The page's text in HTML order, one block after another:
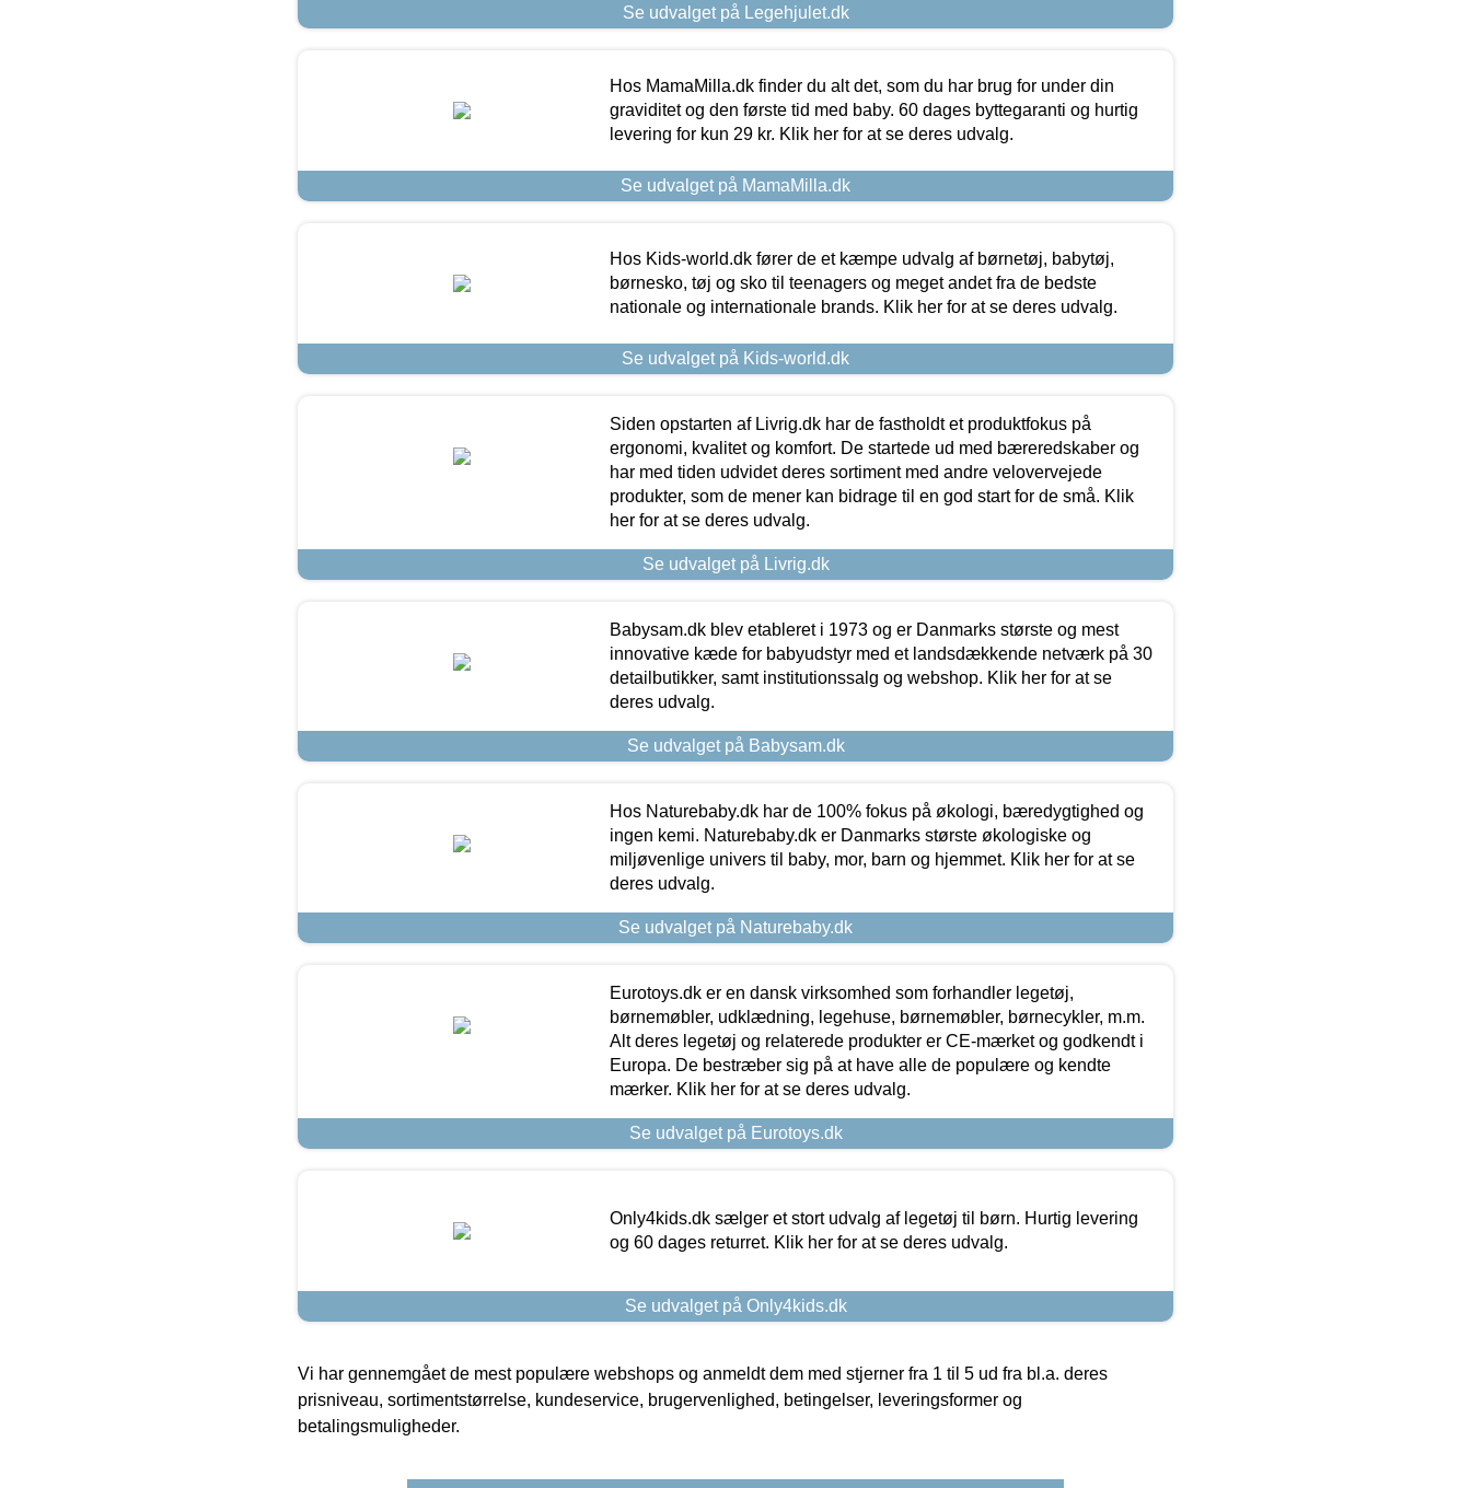
Se udvalget på Legehjulet.dk
Hos MamaMilla.dk finder du alt det, som du har brug for under din
graviditet og den første tid med baby. 60 dages byttegaranti og hurtig
levering for kun 29 kr. Klik her for at se deres udvalg.
Se udvalget på MamaMilla.dk
Hos Kids-world.dk fører de et kæmpe udvalg af børnetøj, babytøj,
børnesko, tøj og sko til teenagers og meget andet fra de bedste
nationale og internationale brands. Klik her for at se deres udvalg.
Se udvalget på Kids-world.dk
Siden opstarten af Livrig.dk har de fastholdt et produktfokus på
ergonomi, kvalitet og komfort. De startede ud med bæreredskaber og
har med tiden udvidet deres sortiment med andre velovervejede
produkter, som de mener kan bidrage til en god start for de små. Klik
her for at se deres udvalg.
Se udvalget på Livrig.dk
Babysam.dk blev etableret i 1973 og er Danmarks største og mest
innovative kæde for babyudstyr med et landsdækkende netværk på 30
detailbutikker, samt institutionssalg og webshop. Klik her for at se
deres udvalg.
Se udvalget på Babysam.dk
Hos Naturebaby.dk har de 100% fokus på økologi, bæredygtighed og
ingen kemi. Naturebaby.dk er Danmarks største økologiske og
miljøvenlige univers til baby, mor, barn og hjemmet. Klik her for at se
deres udvalg.
Se udvalget på Naturebaby.dk
Eurotoys.dk er en dansk virksomhed som forhandler legetøj,
børnemøbler, udklædning, legehuse, børnemøbler, børnecykler, m.m.
Alt deres legetøj og relaterede produkter er CE-mærket og godkendt i
Europa. De bestræber sig på at have alle de populære og kendte
mærker. Klik her for at se deres udvalg.
Se udvalget på Eurotoys.dk
Only4kids.dk sælger et stort udvalg af legetøj til børn. Hurtig levering
og 60 dages returret. Klik her for at se deres udvalg.
Se udvalget på Only4kids.dk
Vi har gennemgået de mest populære webshops og anmeldt dem med stjerner fra 1 til 5 ud fra bl.a. deres
prisniveau, sortimentstørrelse, kundeservice, brugervenlighed, betingelser, leveringsformer og
betalingsmuligheder.